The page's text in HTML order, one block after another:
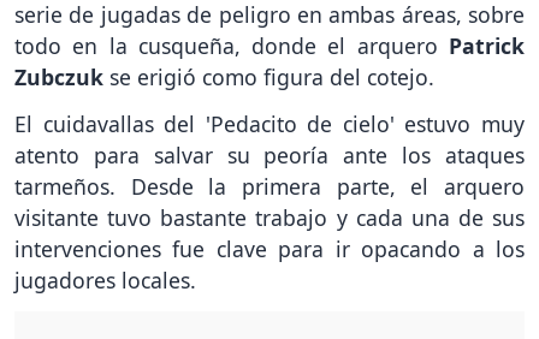
serie de jugadas de peligro en ambas áreas, sobre
todo en la cusqueña, donde el arquero Patrick
Zubczuk se erigió como figura del cotejo.
El cuidavallas del 'Pedacito de cielo' estuvo muy
atento para salvar su peoría ante los ataques
tarmeños. Desde la primera parte, el arquero
visitante tuvo bastante trabajo y cada una de sus
intervenciones fue clave para ir opacando a los
jugadores locales.